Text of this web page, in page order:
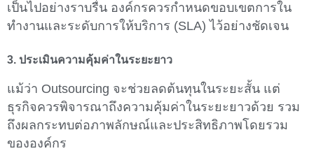
เป็นไปอย่างราบรื่น องค์กรควรกำหนดขอบเขตการใน
ทำงานและระดับการให้บริการ (SLA) ไว้อย่างชัดเจน
3. ประเมินความคุ้มค่าในระยะยาว
แม้ว่า Outsourcing จะช่วยลดต้นทุนในระยะสั้น แต่
ธุรกิจควรพิจารณาถึงความคุ้มค่าในระยะยาวด้วย รวม
ถึงผลกระทบต่อภาพลักษณ์และประสิทธิภาพโดยรวม
ขององค์กร